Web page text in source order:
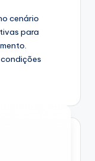
cenário
para